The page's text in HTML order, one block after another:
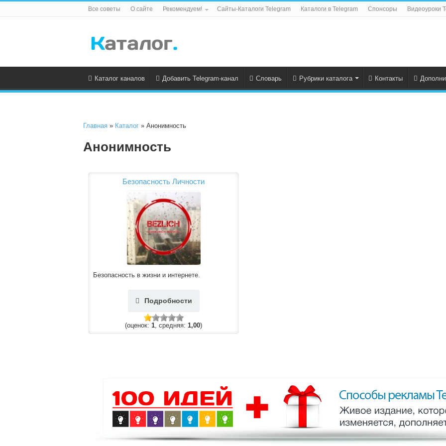
Все советы О сайте Рекомендуем! Сайты-Каталоги Telegram Каталоги в Telegram Спонсоры Видеоуроки
Каталог каналов Добавить Telegram-канал Словарь Рубрики каталога Контакты
Главная » Каталог » Анонимность
Анонимность
Безопасность Личности
Безопасность в жизни и интернете.
Подробности
(оценок: 1, средняя: 1,00)